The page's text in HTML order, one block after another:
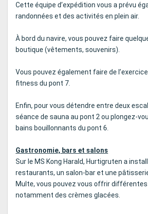
Cette équipe d’expédition vous a prévu
randonnées et des activités en plein air.
À bord du navire, vous pouvez faire
boutique (vêtements, souvenirs).
Vous pouvez également faire de
fitness du pont 7.
Enfin, pour vous détendre entre deux
séance de sauna au pont 2 ou plongez-
bains bouillonnants du pont 6.
Gastronomie, bars et salons
Sur le MS Kong Harald, Hurtigruten a
restaurants, un salon-bar et une
Multe, vous pouvez vous offrir
notamment des crèmes glacées.